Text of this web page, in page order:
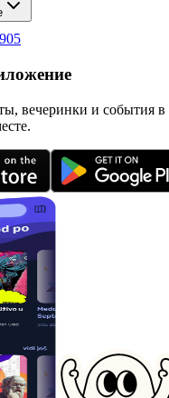
вечеринки и события в